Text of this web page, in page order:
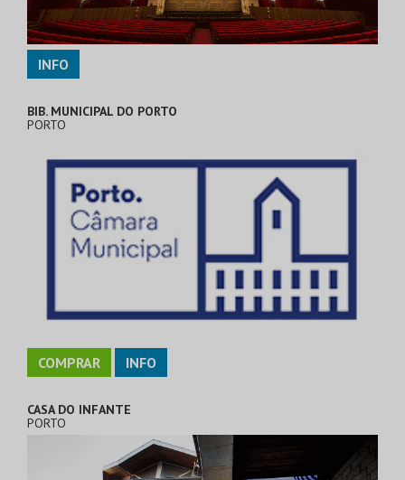
INFO
BIB. MUNICIPAL DO PORTO
PORTO
COMPRAR INFO
CASA DO INFANTE
PORTO